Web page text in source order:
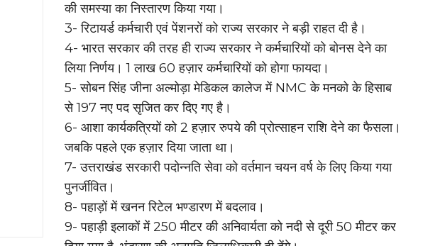
की समस्या का निस्तारण किया गया।
3- रिटायर्ड कर्मचारी एवं पेंशनरों को राज्य सरकार ने बड़ी राहत दी है।
4- भारत सरकार की तरह ही राज्य सरकार ने कर्मचारियों को बोनस देने का
लिया निर्णय। 1 लाख 60 हज़ार कर्मचारियों को होगा फायदा।
5- सोबन सिंह जीना अल्मोड़ा मेडिकल कालेज में NMC के मनको के हिसाब
से 197 नए पद सृजित कर दिए गए है।
6- आशा कार्यकत्रियों को 2 हज़ार रुपये की प्रोत्साहन राशि देने का फैसला।
जबकि पहले एक हज़ार दिया जाता था।
7- उत्तराखंड सरकारी पदोन्नति सेवा को वर्तमान चयन वर्ष के लिए किया गया
पुनर्जीवित।
8- पहाड़ों में खनन रिटेल भण्डारण में बदलाव।
9- पहाड़ी इलाकों में 250 मीटर की अनिवार्यता को नदी से दूरी 50 मीटर कर